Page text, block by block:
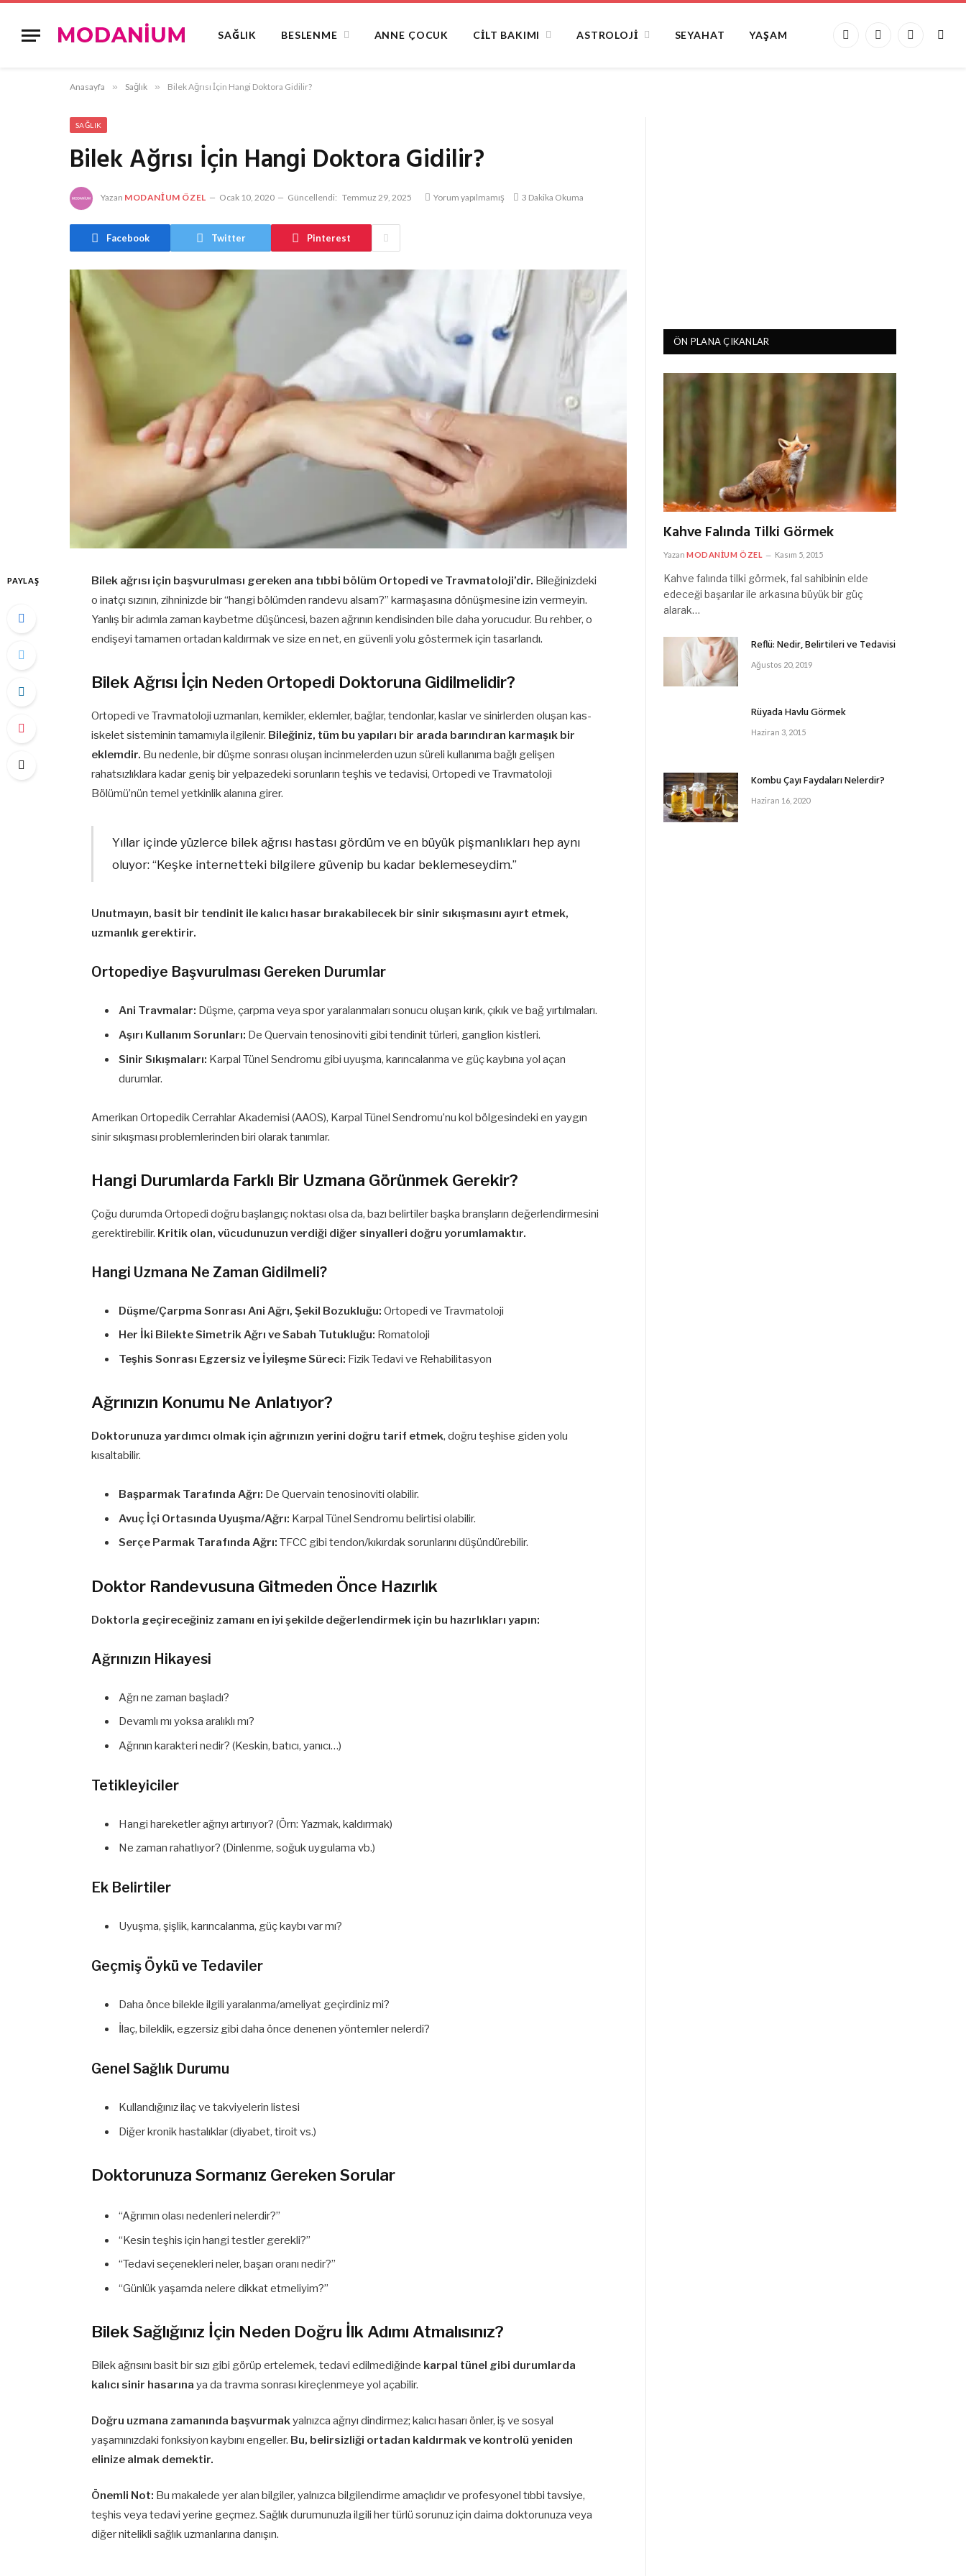
SAĞLIK BESLENME ANNE ÇOCUK CILT BAKIMI ASTROLOJI SEYAHAT YAŞAM
Facebook
X
Instagram
Anasayfa » Sağlık » Bilek Ağrısı İçin Hangi Doktora Gidilir?
SAĞLIK
Bilek Ağrısı İçin Hangi Doktora Gidilir?
Yazan MODANIUM ÖZEL Ocak 10, 2020 Güncellendi: Temmuz 29, 2025 Yorum yapılmamış 3 Dakika Okuma
Facebook Twitter Pinterest
PAYLAŞ Bilek ağrısı için başvurulması gereken ana tıbbi bölüm Ortopedi ve Travmatoloji’dir. Bileğinizdeki
o inatçı sızının, zihninizde bir “hangi bölümden randevu alsam?” karmaşasına dönüşmesine izin vermeyin.
Yanlış bir adımla zaman kaybetme düşüncesi, bazen ağrının kendisinden bile daha yorucudur. Bu rehber, o
endişeyi tamamen ortadan kaldırmak ve size en net, en güvenli yolu göstermek için tasarlandı.
Bilek Ağrısı İçin Neden Ortopedi Doktoruna Gidilmelidir?
Ortopedi ve Travmatoloji uzmanları, kemikler, eklemler, bağlar, tendonlar, kaslar ve sinirlerden oluşan kas-
iskelet sisteminin tamamıyla ilgilenir. Bileğiniz, tüm bu yapıları bir arada barındıran karmaşık bir
eklemdir. Bu nedenle, bir düşme sonrası oluşan incinmelerden uzun süreli kullanıma bağlı gelişen
rahatsızlıklara kadar geniş bir yelpazedeki sorunların teşhis ve tedavisi, Ortopedi ve Travmatoloji
Bölümü’nün temel yetkinlik alanına girer.
Yıllar içinde yüzlerce bilek ağrısı hastası gördüm ve en büyük pişmanlıkları hep aynı
oluyor: “Keşke internetteki bilgilere güvenip bu kadar beklemeseydim.”
Unutmayın, basit bir tendinit ile kalıcı hasar bırakabilecek bir sinir sıkışmasını ayırt etmek,
uzmanlık gerektirir.
Ortopediye Başvurulması Gereken Durumlar
Ani Travmalar: Düşme, çarpma veya spor yaralanmaları sonucu oluşan kırık, çıkık ve bağ yırtılmaları.
Aşırı Kullanım Sorunları: De Quervain tenosinoviti gibi tendinit türleri, ganglion kistleri.
Sinir Sıkışmaları: Karpal Tünel Sendromu gibi uyuşma, karıncalanma ve güç kaybına yol açan
durumlar.
Amerikan Ortopedik Cerrahlar Akademisi (AAOS), Karpal Tünel Sendromu’nu kol bölgesindeki en yaygın
sinir sıkışması problemlerinden biri olarak tanımlar.
Hangi Durumlarda Farklı Bir Uzmana Görünmek Gerekir?
Çoğu durumda Ortopedi doğru başlangıç noktası olsa da, bazı belirtiler başka branşların değerlendirmesini
gerektirebilir. Kritik olan, vücudunuzun verdiği diğer sinyalleri doğru yorumlamaktır.
Hangi Uzmana Ne Zaman Gidilmeli?
Düşme/Çarpma Sonrası Ani Ağrı, Şekil Bozukluğu: Ortopedi ve Travmatoloji
Her İki Bilekte Simetrik Ağrı ve Sabah Tutukluğu: Romatoloji
Teşhis Sonrası Egzersiz ve İyileşme Süreci: Fizik Tedavi ve Rehabilitasyon
Ağrınızın Konumu Ne Anlatıyor?
Doktorunuza yardımcı olmak için ağrınızın yerini doğru tarif etmek, doğru teşhise giden yolu
kısaltabilir.
Başparmak Tarafında Ağrı: De Quervain tenosinoviti olabilir.
Avuç İçi Ortasında Uyuşma/Ağrı: Karpal Tünel Sendromu belirtisi olabilir.
Serçe Parmak Tarafında Ağrı: TFCC gibi tendon/kıkırdak sorunlarını düşündürebilir.
Doktor Randevusuna Gitmeden Önce Hazırlık
Doktorla geçireceğiniz zamanı en iyi şekilde değerlendirmek için bu hazırlıkları yapın:
Ağrınızın Hikayesi
Ağrı ne zaman başladı?
Devamlı mı yoksa aralıklı mı?
Ağrının karakteri nedir? (Keskin, batıcı, yanıcı…)
Tetikleyiciler
Hangi hareketler ağrıyı artırıyor? (Örn: Yazmak, kaldırmak)
Ne zaman rahatlıyor? (Dinlenme, soğuk uygulama vb.)
Ek Belirtiler
Uyuşma, şişlik, karıncalanma, güç kaybı var mı?
Geçmiş Öykü ve Tedaviler
Daha önce bilekle ilgili yaralanma/ameliyat geçirdiniz mi?
İlaç, bileklik, egzersiz gibi daha önce denenen yöntemler nelerdi?
Genel Sağlık Durumu
Kullandığınız ilaç ve takviyelerin listesi
Diğer kronik hastalıklar (diyabet, tiroit vs.)
Doktorunuza Sormanız Gereken Sorular
“Ağrımın olası nedenleri nelerdir?”
“Kesin teşhis için hangi testler gerekli?”
“Tedavi seçenekleri neler, başarı oranı nedir?”
“Günlük yaşamda nelere dikkat etmeliyim?”
Bilek Sağlığınız İçin Neden Doğru İlk Adımı Atmalısınız?
Bilek ağrısını basit bir sızı gibi görüp ertelemek, tedavi edilmediğinde karpal tünel gibi durumlarda
kalıcı sinir hasarına ya da travma sonrası kireçlenmeye yol açabilir.
Doğru uzmana zamanında başvurmakyalnızca ağrıyı dindirmez; kalıcı hasarı önler, iş ve sosyal
yaşamınızdaki fonksiyon kaybını engeller. Bu, belirsizliği ortadan kaldırmak ve kontrolü yeniden
elinize almak demektir.
Önemli Not: Bu makalede yer alan bilgiler, yalnızca bilgilendirme amaçlıdır ve profesyonel tıbbi tavsiye,
teşhis veya tedavi yerine geçmez. Sağlık durumunuzla ilgili her türlü sorunuz için daima doktorunuza veya
diğer nitelikli sağlık uzmanlarına danışın.
ÖN PLANA ÇIKANLAR
Kahve Falında Tilki Görmek
Yazan MODANIUM ÖZEL Kasım 5, 2015
Kahve falında tilki görmek, fal sahibinin elde
edeceği başarılar ile arkasına büyük bir güç
alarak…
Reflü: Nedir, Belirtileri ve Tedavisi
Ağustos 20, 2019
Rüyada Havlu Görmek
Haziran 3, 2015
Kombu Çayı Faydaları Nelerdir?
Haziran 16, 2020